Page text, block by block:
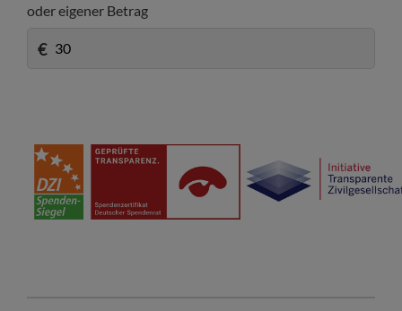
oder eigener Betrag
€